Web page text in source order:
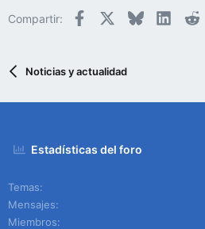
Compartir: Facebook Bluesky
Noticias y actualidad
Estadísticas del foro
Temas
Mensajes
Miembros